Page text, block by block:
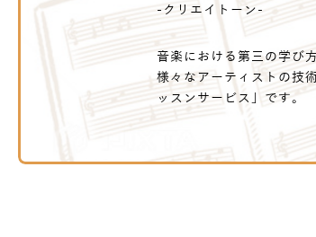
-クリエイトーン-
音楽における第三の学び
様々なアーティストの技
ッスンサービス」です。